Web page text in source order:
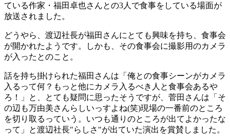
ている作家・福田卓也さんとの3人で食事をしている場面が
放送されました。
どうやら、渡辺社長が福田さんにとても興味を持ち、食事会
が開かれたようです。しかも、その食事会に撮影用のカメラ
が入ったとのこと。
話を持ち掛けられた福田さんは「俺との食事シーンがカメラ
入るって何？もっと他にカメラ入るべき人と食事会あるや
ろ！」と、とても疑問に思ったそうですが、菅田さんは「そ
の辺も万由美さんらしいっすよね(笑)現場の一番前のところ
を切り取るっていう。いつも通りのところが出てよかったな
って」と渡辺社長"らしさ"が出ていた演出を賞賛しました。